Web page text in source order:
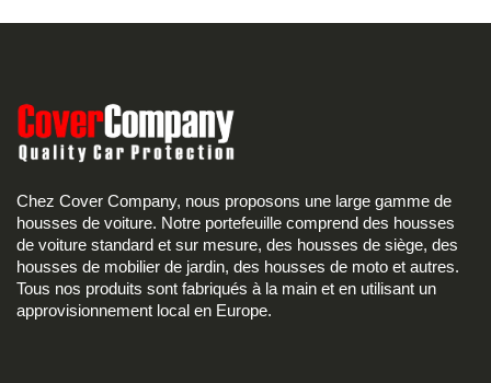
Chez Cover Company, nous proposons une large gamme de
housses de voiture. Notre portefeuille comprend des housses
de voiture standard et sur mesure, des housses de siège, des
housses de mobilier de jardin, des housses de moto et autres.
Tous nos produits sont fabriqués à la main et en utilisant un
approvisionnement local en Europe.